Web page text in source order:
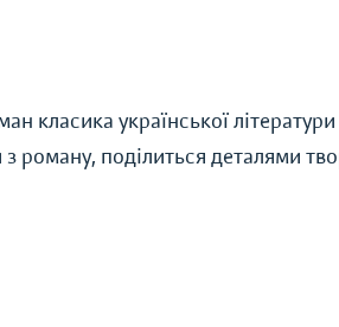
класика української
роману, поділиться деталями